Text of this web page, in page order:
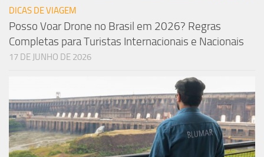
DICAS DE VIAGEM
Posso Voar Drone no Brasil em 2026? Regras
Completas para Turistas Internacionais e Nacionais
17 DE JUNHO DE 2026